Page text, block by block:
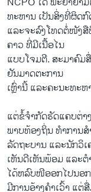
ທະຫານ ​ເປັນ​ສິ່ງ​ທີ່​ຜິດ​
ແລະ​ຈະ​ລົງ​ໂທດ​ຕໍ່ໜັງສື
ຄາວ ທີ່ມີເນື້ອໄນ
ແບບໂຈມຕີ. ສະມາຄົມ​
ຢັນມາດ​ຕະການ
ເຫຼົ່ານີ້ ​ແລະຄະນະທະ
ແຕ່​ຂໍ້​ຈຳກັດຮັດແຄບຕ່າ
ພາບ​ທ້ອງ​ຖິ່ນ ທຳ​ການ​
ລັດຖະບານ ​ແລະ​ນັກວິ​
ເຫັນ​ດີ​ເຫັນ​ພ້ອມ ​ແລະ
ໄດ້​ຫລົບ​ໜີ​ອອກໄປ​ນອ
ມີການ​ອ້າງ​ຄຳ​ເວົ້າ​ ແຕ່